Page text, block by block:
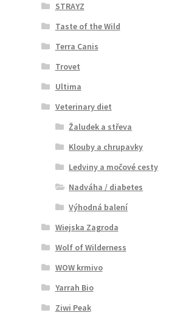
STRAYZ
Taste of the Wild
Terra Canis
Trovet
Ultima
Veterinary diet
Žaludek a střeva
Klouby a chrupavky
Ledviny a močové cesty
Nadváha / diabetes
Výhodná balení
Wiejska Zagroda
Wolf of Wilderness
WOW krmivo
Yarrah Bio
Ziwi Peak